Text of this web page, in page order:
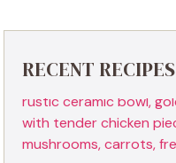
RECENT RECIPES